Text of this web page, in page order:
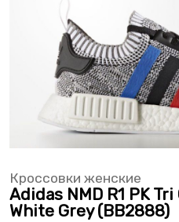
Кроссовки женские
Adidas NMD R1 PK
White Grey (BB2888)